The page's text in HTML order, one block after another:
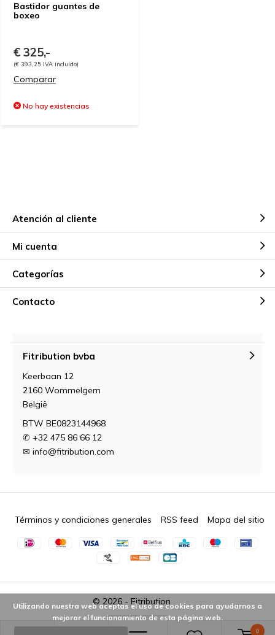
0
Bastidor guantes de
boxeo
€ 325,-
(€ 393,25 IVA incluido)
Comparar
No hay existencias
Atención al cliente
Mi cuenta
Categorías
Contacto
Fitribution bvba
Keerbaan 12
2160 Wommelgem
België
BTW BE0823144968
✆ +32 475 86 66 12
✉ info@fitribution.com
© 2026 - Fitribution
Términos y condiciones generales RSS feed Mapa del sitio
Utilizando nuestra web aceptas el uso de cookies para ayudarnos a
mejorar el funcionamiento de esta página web.